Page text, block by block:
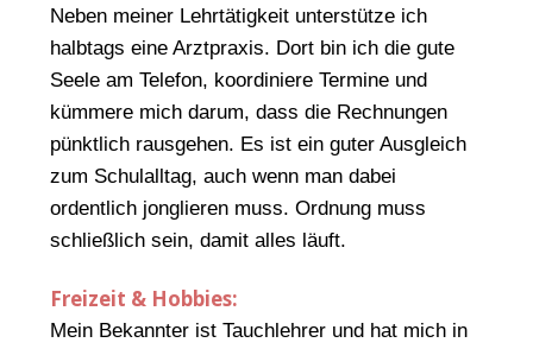
Neben meiner Lehrtätigkeit unterstütze ich
halbtags eine Arztpraxis. Dort bin ich die gute
Seele am Telefon, koordiniere Termine und
kümmere mich darum, dass die Rechnungen
pünktlich rausgehen. Es ist ein guter Ausgleich
zum Schulalltag, auch wenn man dabei
ordentlich jonglieren muss. Ordnung muss
schließlich sein, damit alles läuft.
Freizeit & Hobbies:
Mein Bekannter ist Tauchlehrer und hat mich in